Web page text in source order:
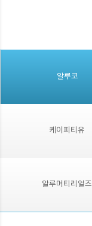
알루코
케이피티유
알루머티리얼즈